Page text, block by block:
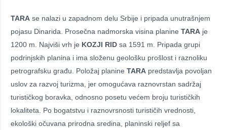
TARA se nalazi u zapadnom delu Srbije i pripada unutrašnjem
pojasu Dinarida. Prosečna nadmorska visina planine TARA je
1200 m. Najviši vrh je KOZJI RID sa 1591 m. Pripada grupi
podrinjskih planina i ima složenu geološku prošlost i raznoliku
petrografsku građu. Položaj planine TARA predstavlja povoljan
uslov za razvoj turizma, jer omogućava raznovrstan sadržaj
turističkog boravka, odnosno posetu većem broju turističkih
lokaliteta. Po bogatstvu i raznovrsnosti turističih vrednosti,
ekološki očuvana prirodna sredina, planinski reljef sa